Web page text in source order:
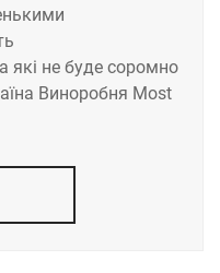
які не буде соромно
Виноробня Most